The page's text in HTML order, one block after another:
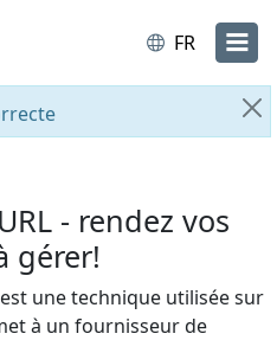
FR
- rendez vos
gérer!
une technique utilisée sur
à un fournisseur de